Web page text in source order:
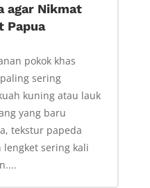
agar Nikmat
Papua
pokok khas
sering
kuning atau lauk
yang baru
tekstur papeda
lengket sering kali